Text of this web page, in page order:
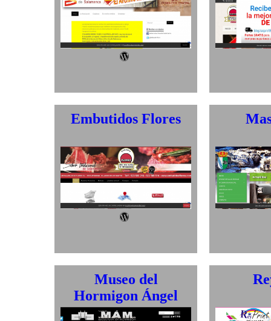
Embutidos Flores
Museo del
Hormigon Ángel
Mateos